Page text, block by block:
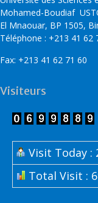
Mohamed-Boudiaf
El Mnaouar, BP 1505,
Téléphone : +213 41 62
Fax: +213 41 62 71 60
Visiteurs
Visit Today :
Total Visit :